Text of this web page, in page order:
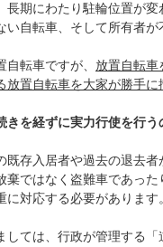
長期にわたり駐輪位置が
自転車、そして所有者が
転車ですが、 放置自転車
置自転車を大家が勝手に
を経ずに実力行使を行う
既存入居者や過去の退去
ではなく盗難車であっ
対応する必要があります。
しては、行政が管理する